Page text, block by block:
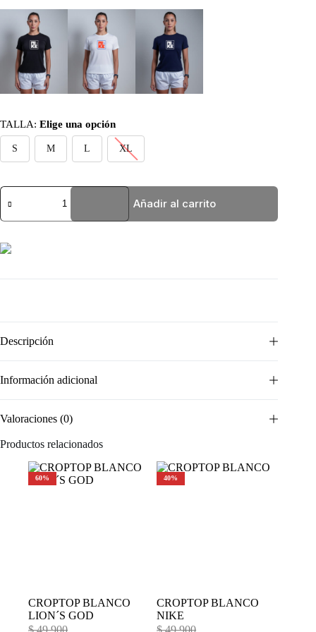
TALLA: Elige una opción
S M L XL
BASIC
BLANCA
Añadir al carrito
Descripción
Información adicional
Valoraciones (0)
Productos relacionados
60%
CROPTOP BLANCO
LION´S GOD
$49.900
40%
CROPTOP BLANCO
NIKE
$49.900